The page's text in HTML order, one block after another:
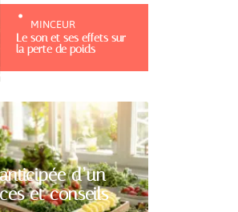
MINCEUR
Le son et ses effets sur
la perte de poids
d’un
et conseils